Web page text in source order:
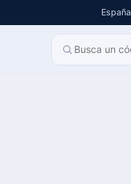
España